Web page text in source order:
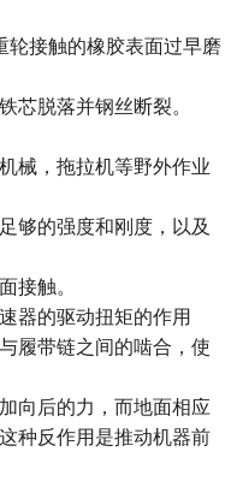
轮接触的橡胶表面过早磨
芯脱落并钢丝断裂。
械，拖拉机等野外作业
够的强度和刚度，以及
接触。
器的驱动扭矩的作用
履带链之间的啮合，使
向后的力，而地面相应
种反作用是推动机器前